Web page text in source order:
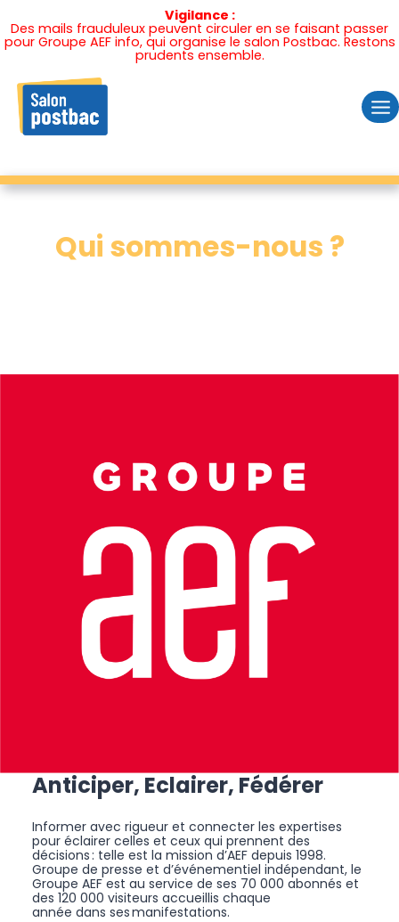
Vigilance :
Des mails frauduleux peuvent circuler en se faisant passer
pour Groupe AEF info, qui organise le salon Postbac. Restons
prudents ensemble.
content
Qui sommes-nous ?
Anticiper, Eclairer, Fédérer
Informer avec rigueur et connecter les expertises
pour éclairer celles et ceux qui prennent des
décisions : telle est la mission d’AEF depuis 1998.
Groupe de presse et d’événementiel indépendant, le
Groupe AEF est au service de ses 70 000 abonnés et
des 120 000 visiteurs accueillis chaque
année dans ses manifestations.